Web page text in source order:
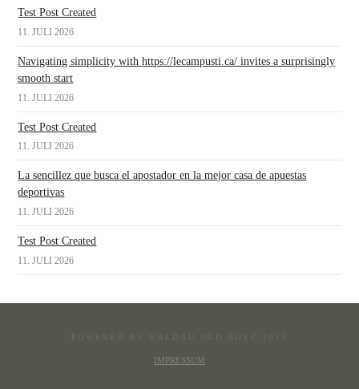
Test Post Created
11. JULI 2026
Navigating simplicity with https://lecampusti.ca/ invites a surprisingly
smooth start
11. JULI 2026
Test Post Created
11. JULI 2026
La sencillez que busca el apostador en la mejor casa de apuestas
deportivas
11. JULI 2026
Test Post Created
11. JULI 2026
IMPRESSUM